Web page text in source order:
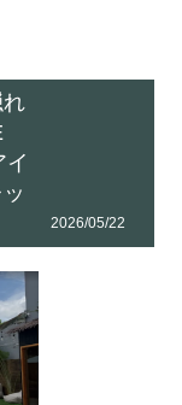
れ
2026/05/22